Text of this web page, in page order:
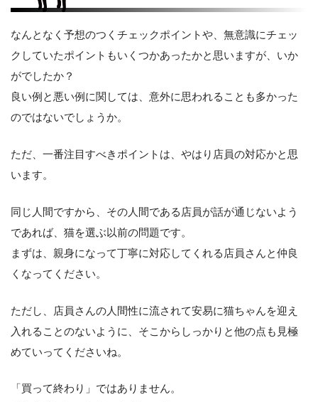
なんとなく予想のつくチェックポイントや、無意識にチェッ
クしていたポイントもいくつかあったかと思いますが、いか
がでしたか？
良い例と悪い例に関しては、意外に思われることも多かった
のではないでしょうか。
ただ、一番注目すべきポイントは、やはり店員の対応かと思
います。
同じ人間ですから、その人間である店員が話が通じないよう
であれば、猫を選ぶ以前の問題です。
まずは、親身になって丁寧に対応してくれる店員さんと仲良
くなってください。
ただし、店員さんの人間性に流されて安易に猫ちゃんを迎え
入れることのないように、そこからしっかりと他の点も見極
めていってくださいね。
「買って終わり」ではありません。